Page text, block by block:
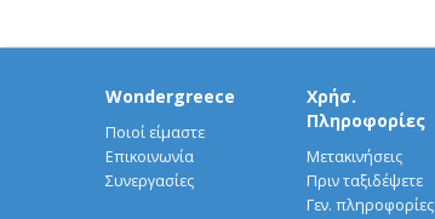
Wondergreece
Ποιοί είμαστε
Επικοινωνία
Συνεργασίες
Χρήσ.
Πληροφορίες
Μετακινήσεις
Πριν ταξιδέψετε
Γεν. πληροφορίες